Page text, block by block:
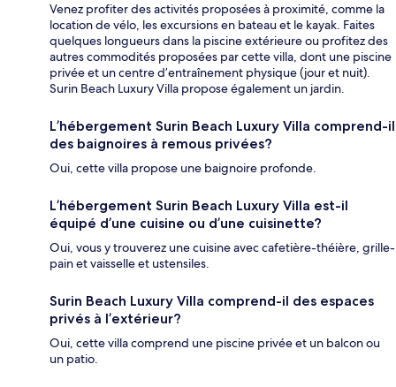
Venez profiter des activités proposées à proximité, comme la
location de vélo, les excursions en bateau et le kayak. Faites
quelques longueurs dans la piscine extérieure ou profitez des
autres commodités proposées par cette villa, dont une piscine
privée et un centre d’entraînement physique (jour et nuit).
Surin Beach Luxury Villa propose également un jardin.
L’hébergement Surin Beach Luxury Villa comprend-il
des baignoires à remous privées?
Oui, cette villa propose une baignoire profonde.
L’hébergement Surin Beach Luxury Villa est-il
équipé d’une cuisine ou d’une cuisinette?
Oui, vous y trouverez une cuisine avec cafetière-théière, grille-
pain et vaisselle et ustensiles.
Surin Beach Luxury Villa comprend-il des espaces
privés à l’extérieur?
Oui, cette villa comprend une piscine privée et un balcon ou
un patio.